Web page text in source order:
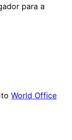
para a
World Office